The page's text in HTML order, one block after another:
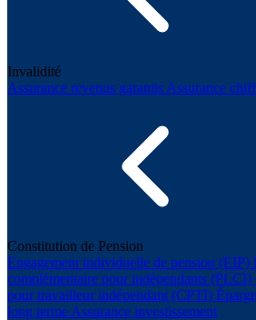
Invalidité
Assurance revenus garantis Assurance
Constitution de Pension
Engagement individuelle de pension (EIP)
complémentaire pour indépendants (PLCI)
pour travailleur indépendant (CPTI)
long terme Assurance investissement